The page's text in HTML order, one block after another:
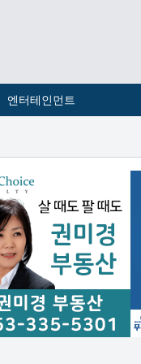
엔터테인먼트